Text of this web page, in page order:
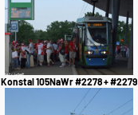
Konstal 105NaWr #2278 + #2279